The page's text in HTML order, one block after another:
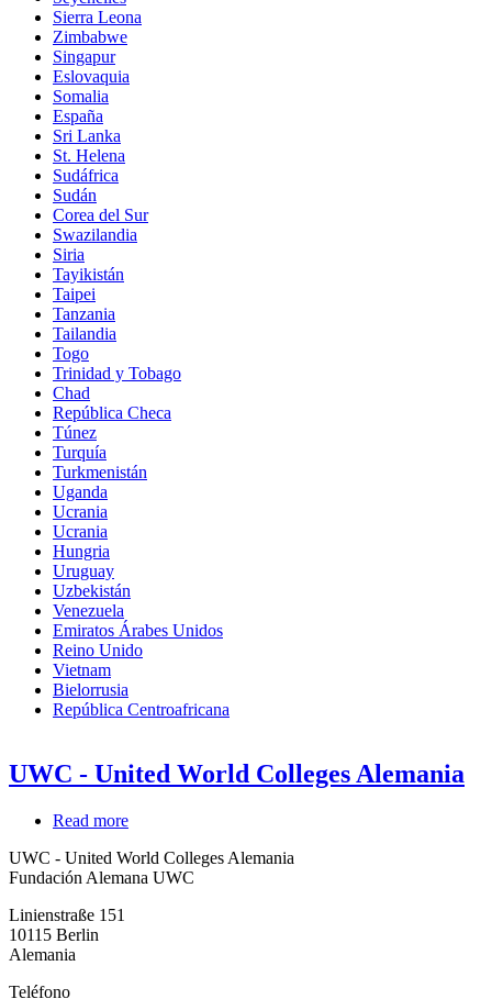
Sierra Leona
Zimbabwe
Singapur
Eslovaquia
Somalia
España
Sri Lanka
St. Helena
Sudáfrica
Sudán
Corea del Sur
Swazilandia
Siria
Tayikistán
Taipei
Tanzania
Tailandia
Togo
Trinidad y Tobago
Chad
República Checa
Túnez
Turquía
Turkmenistán
Uganda
Ucrania
Ucrania
Hungria
Uruguay
Uzbekistán
Venezuela
Emiratos Árabes Unidos
Reino Unido
Vietnam
Bielorrusia
República Centroafricana
UWC - United World Colleges Alemania
Read more
-
United
UWC - United World Colleges Alemania
Fundación Alemana UWC
Linienstraße 151
10115 Berlin
Alemania
Teléfono